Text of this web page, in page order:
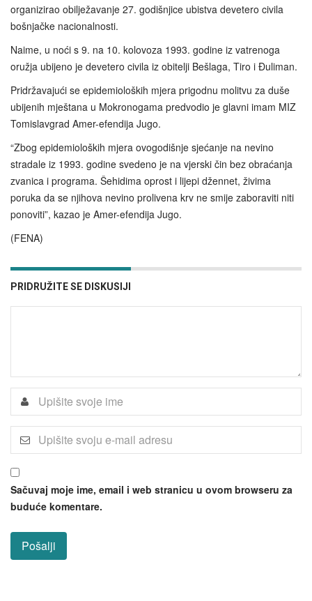
organizirao obilježavanje 27. godišnjice ubistva devetero civila
bošnjačke nacionalnosti.
Naime, u noći s 9. na 10. kolovoza 1993. godine iz vatrenoga
oružja ubijeno je devetero civila iz obitelji Bešlaga, Tiro i Đuliman.
Pridržavajući se epidemioloških mjera prigodnu molitvu za duše
ubijenih mještana u Mokronogama predvodio je glavni imam MIZ
Tomislavgrad Amer-efendija Jugo.
“Zbog epidemioloških mjera ovogodišnje sjećanje na nevino
stradale iz 1993. godine svedeno je na vjerski čin bez obraćanja
zvanica i programa. Šehidima oprost i lijepi džennet, živima
poruka da se njihova nevino prolivena krv ne smije zaboraviti niti
ponoviti”, kazao je Amer-efendija Jugo.
(FENA)
PRIDRUŽITE SE DISKUSIJI
Sačuvaj moje ime, email i web stranicu u ovom browseru za
buduće komentare.